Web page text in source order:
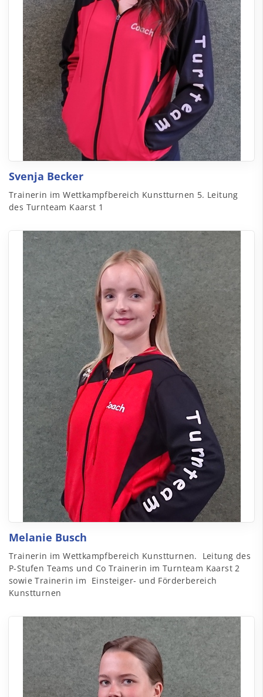
Svenja Becker
Trainerin im Wettkampfbereich Kunstturnen 5. Leitung
des Turnteam Kaarst 1
Melanie Busch
Trainerin im Wettkampfbereich Kunstturnen. Leitung des
P-Stufen Teams und Co Trainerin im Turnteam Kaarst 2
sowie Trainerin im Einsteiger- und Förderbereich
Kunstturnen